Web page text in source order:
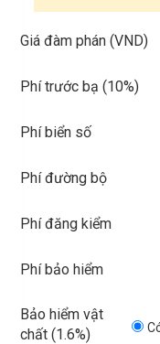
Giá đàm phán (VND)
Phí trước bạ (10%)
Phí biển số
Phí đường bộ
Phí đăng kiểm
Phí bảo hiểm
Bảo hiểm vật
chất (1.6%)